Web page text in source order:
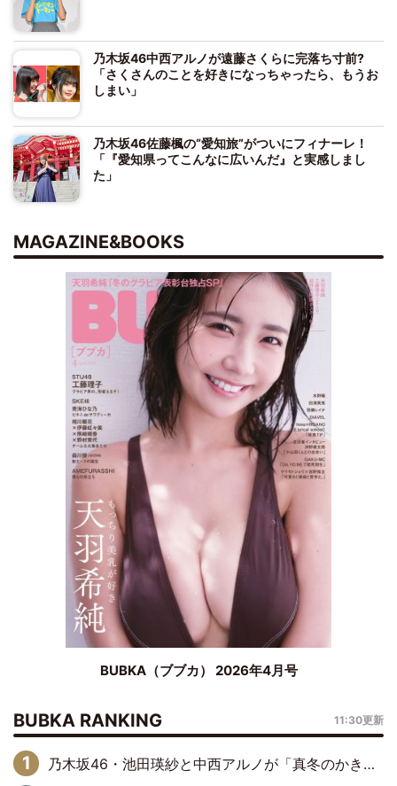
乃木坂46中西アルノが遠藤さくらに完落ち寸前?
「さくさんのことを好きになっちゃったら、もうお
しまい」
乃木坂46佐藤楓の“愛知旅”がついにフィナーレ！
「『愛知県ってこんなに広いんだ』と実感しまし
た」
MAGAZINE&BOOKS
BUBKA（ブブカ） 2026年4月号
BUBKA RANKING 11:30更新
乃木坂46・池田瑛紗と中西アルノが「真冬のかき氷」騒動で火花散らす！ 因縁の裏にあるのは、逆境をともに“凌”ぐ似た者同士の絆